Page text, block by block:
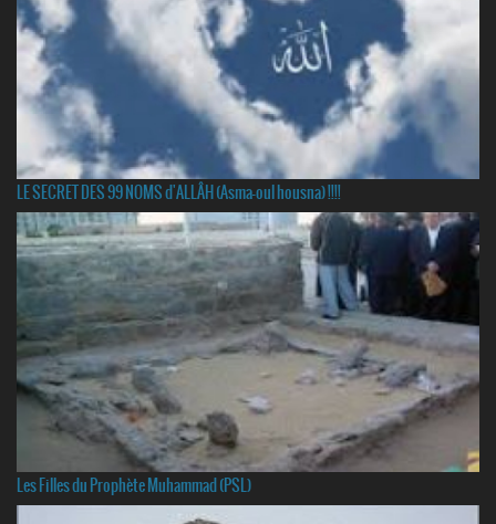
LE SECRET DES 99 NOMS d'ALLÂH (Asma-oul housna) !!!!
Les Filles du Prophète Muhammad (PSL)